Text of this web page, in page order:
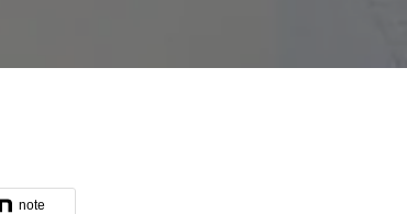
note